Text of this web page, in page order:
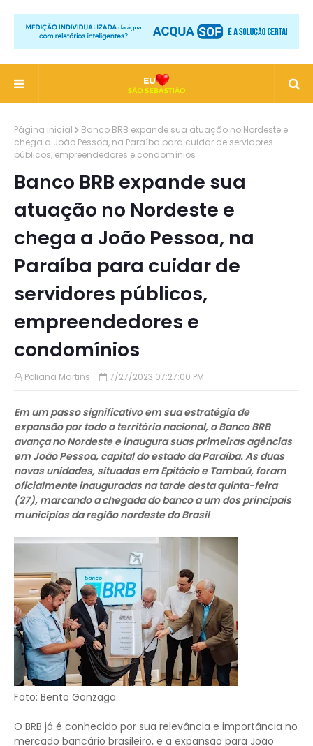
Página inicial
Banco BRB expande sua atuação no Nordeste e
chega a João Pessoa, na Paraíba para cuidar de servidores
públicos, empreendedores e condomínios
Banco BRB expande sua
atuação no Nordeste e
chega a João Pessoa, na
Paraíba para cuidar de
servidores públicos,
empreendedores e
condomínios
Poliana Martins 7/27/2023 07:27:00 PM
Em um passo significativo em sua estratégia de
expansão por todo o território nacional, o Banco BRB
avança no Nordeste e inaugura suas primeiras agências
em João Pessoa, capital do estado da Paraíba. As duas
novas unidades, situadas em Epitácio e Tambaú, foram
oficialmente inauguradas na tarde desta quinta-feira
(27), marcando a chegada do banco a um dos principais
municípios da região nordeste do Brasil
Foto: Bento Gonzaga.
O BRB já é conhecido por sua relevância e importância no
mercado bancário brasileiro, e a expansão para João